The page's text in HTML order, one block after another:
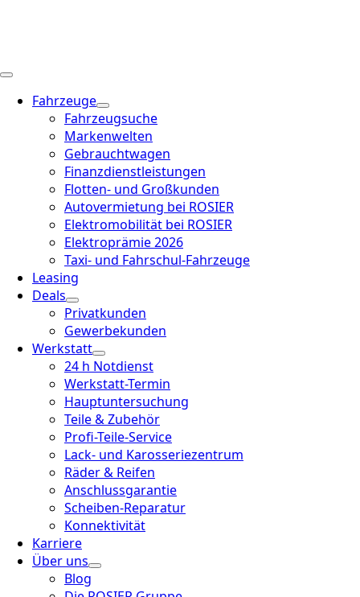
Fahrzeuge
Fahrzeugsuche
Markenwelten
Gebrauchtwagen
Finanzdienstleistungen
Flotten- und Großkunden
Autovermietung bei ROSIER
Elektromobilität bei ROSIER
Elektroprämie 2026
Taxi- und Fahrschul-Fahrzeuge
Leasing
Deals
Privatkunden
Gewerbekunden
Werkstatt
24 h Notdienst
Werkstatt-Termin
Hauptuntersuchung
Teile & Zubehör
Profi-Teile-Service
Lack- und Karosseriezentrum
Räder & Reifen
Anschlussgarantie
Scheiben-Reparatur
Konnektivität
Karriere
Über uns
Blog